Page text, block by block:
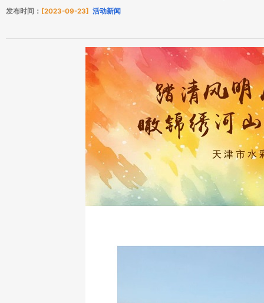
发布时间： [2023-09-23] 活动新闻